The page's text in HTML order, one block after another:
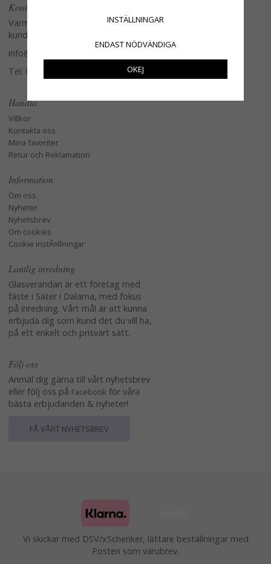
Kontakta oss
Varmt välkommen att kontakta vår
kundtjänst.
info@glasverandan.se
Tel: 079-3495968
Handla
Villkor
Kontakta oss
Mina favoriter
Retur och Reklamation
Information
Om oss
Nyheter
Nyhetsbrev
Om cookies
Cookie instÃ¤llningar
Lantlig inredning
Glasverandan är ett företag med
fäste i Säter i Dalarna, med fokus
på inredning. Vårt mål är att kunna
erbjuda dig som kund det du vill ha,
på ett enkelt och prisvärt sätt.
Följ oss
Anmäl dig gärna till vårt nyhetsbrev
eller följ oss på Facebook för våra
bästa erbjudanden & nyheter!
FÅ VÅRT NYHETSBREV
Vi skickar med DSV/xSchenker, lättare beställningar med
Posten som varubrev.
INSTÄLLNINGAR
ENDAST NÖDVÄNDIGA
OKEJ